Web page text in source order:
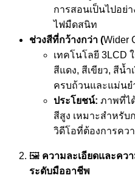
การสอนเป็นไปอย่
ไฟมืดสนิท
ช่วงสีที่กว้างกว่า (Wider
เทคโนโลยี 3LCD
สีแดง, สีเขียว, สีน้
ครบถ้วนและแม่นย
ประโยชน์: ภาพที่ไ
สีสูง เหมาะสำหรับ
วิดีโอที่ต้องการคว
🖼️ ความละเอียดและคว
ระดับมืออาชีพ